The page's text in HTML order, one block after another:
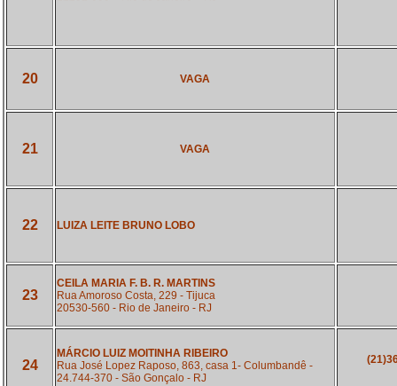
20 VAGA
21 VAGA
22 LUIZA LEITE BRUNO LOBO
23
CEILA MARIA F. B. R. MARTINS
Rua Amoroso Costa, 229 - Tijuca
20530-560 - Rio de Janeiro - RJ
24
MÁRCIO LUIZ MOITINHA RIBEIRO
Rua José Lopez Raposo, 863, casa 1- Columbandê -
24.744-370 - São Gonçalo - RJ